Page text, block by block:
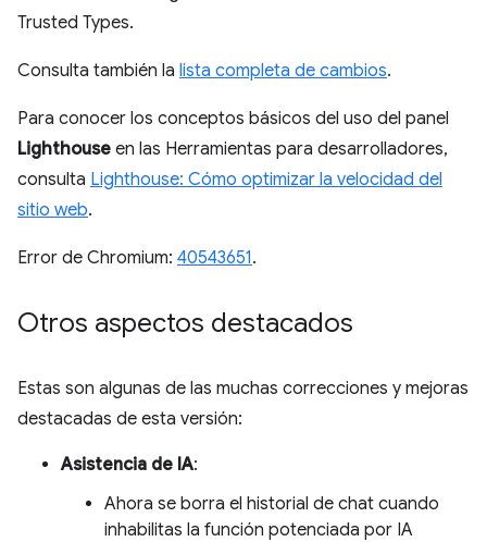
Trusted Types.
Consulta también la lista completa de cambios.
Para conocer los conceptos básicos del uso del panel
Lighthouse en las Herramientas para desarrolladores,
consulta Lighthouse: Cómo optimizar la velocidad del
sitio web.
Error de Chromium: 40543651.
Otros aspectos destacados
Estas son algunas de las muchas correcciones y mejoras
destacadas de esta versión:
Asistencia de IA:
Ahora se borra el historial de chat cuando
inhabilitas la función potenciada por IA